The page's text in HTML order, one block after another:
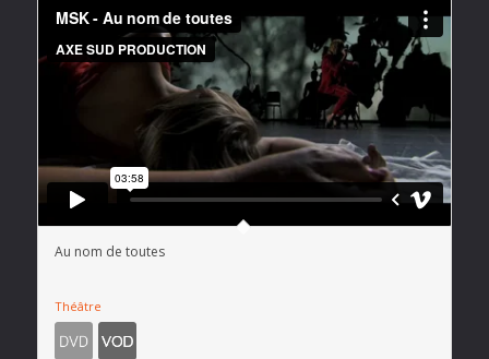
Au nom de toutes
Théâtre